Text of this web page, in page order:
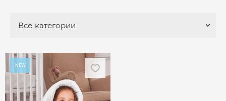
Готовые решения
Все категории
NEW